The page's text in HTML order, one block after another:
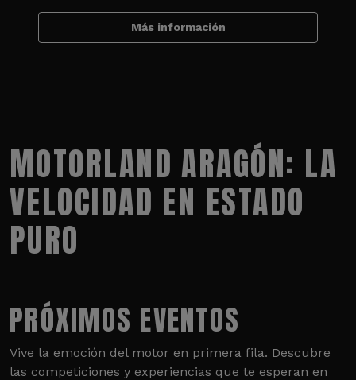
Más información
MOTORLAND ARAGÓN: LA
VELOCIDAD EN ESTADO
PURO
PRÓXIMOS EVENTOS
Vive la emoción del motor en primera fila. Descubre
las competiciones y experiencias que te esperan en